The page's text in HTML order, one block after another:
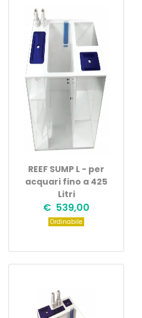
REEF SUMP L - per
acquari fino a 425
Litri
€ 539,00
Ordinabile